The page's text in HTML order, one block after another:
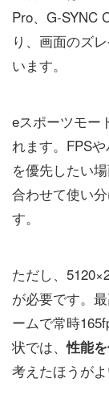
Pro、G-SYNC
り、画面のズ
います。
eスポーツモー
れます。FPS
を優先したい
合わせて使い
す。
ただし、
が必要です。
ームで常時
状では、性能
考えたほうがよ